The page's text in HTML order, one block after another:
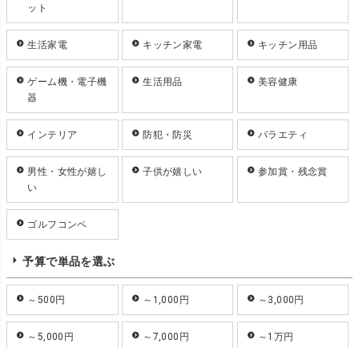
ット
生活家電 キッチン家電 キッチン用品
ゲーム機・電子機
器
生活用品 美容健康
インテリア 防犯・防災 バラエティ
男性・女性が嬉し
い
子供が嬉しい 参加賞・残念賞
ゴルフコンペ
予算で単品を選ぶ
～500円 ～1,000円 ～3,000円
～5,000円 ～7,000円 ～1万円